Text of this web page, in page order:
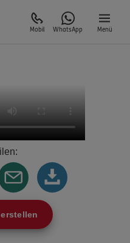
Mobil WhatsApp Menü